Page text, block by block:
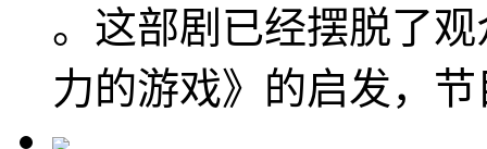
。这部剧已经摆脱了
力的游戏》的启发，